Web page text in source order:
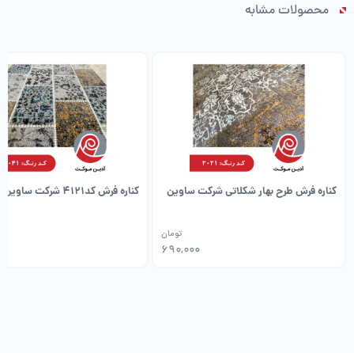
محصولات مشابه
کناره فرش طرح بهار شکلاتی شرکت ساوین
690,000
تومان
کناره فرش کد۴۱۲۱ شرکت ساوین